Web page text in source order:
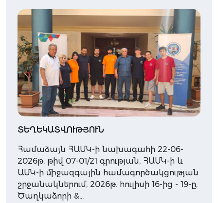
ՏԵՂԵԿԱՏՎՈՒԹՅՈՒՆ
Համաձայն ՀԱՄԿ-ի նախագահի 22-06-
2026թ. թիվ 07-01/21 գրության, ՀԱՄԿ-ի և
ԱՄԿ-ի միջազգային համագործակցության
շրջանակներում, 2026թ. հուլիսի 16-ից - 19-ը,
Ծաղկաձորի &…